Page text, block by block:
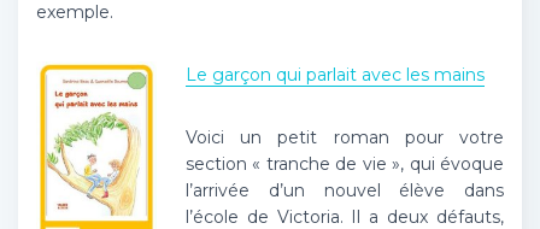
exemple.
Le garçon qui parlait avec les mains
Voici un petit roman pour votre
section « tranche de vie », qui évoque
l’arrivée d’un nouvel élève dans
l’école de Victoria. Il a deux défauts,